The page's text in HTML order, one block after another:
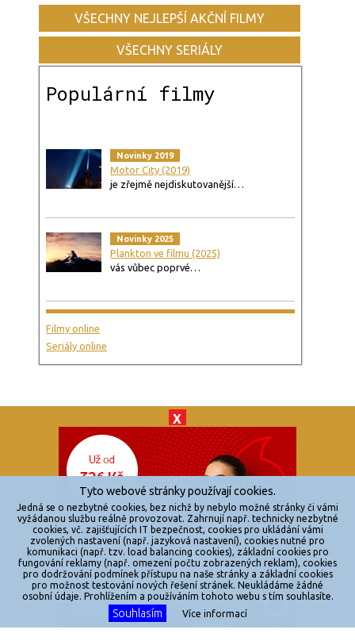
X
VŠECHNY NEJLEPŠÍ AKČNÍ FILMY
VŠECHNY SERIÁLY
Populární filmy
Novinky 2019
Motor City (2019)
je zřejmě nejdiskutovanější…
Novinky 2025
Plankton ve filmu (2025)
vás vůbec poprvé…
Filmy online
Seriály online
© 2026
zkouknoutfilm.cz
Všechna práva vyhrazena.
Powered by
Reklama
Sítě
Redakce
Jakékoliv užití obsahu je bez souhlasu provozovatele zakázáno.
Tyto webové stránky používají cookies.
Jedná se o nezbytné cookies, bez nichž by nebylo možné stránky či vámi
vyžádanou službu reálně provozovat. Zahrnují např. technicky nezbytné
cookies, vč. zajišťujících IT bezpečnost, cookies pro ukládání vámi
zvolených nastavení (např. jazyková nastavení), cookies nutné pro
komunikaci (např. tzv. load balancing cookies), základní cookies pro
fungování reklamy (např. omezení počtu zobrazených reklam), cookies
pro dodržování podmínek přístupu na naše stránky a základní cookies
pro možnost testování nových řešení stránek. Neukládáme žádné
osobní údaje. Prohlížením a používáním tohoto webu s tím souhlasíte.
Souhlasím Více informací